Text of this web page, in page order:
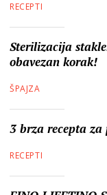
RECEPTI
Sterilizacija
obavezan korak!
ŠPAJZA
3 brza recepta za
RECEPTI